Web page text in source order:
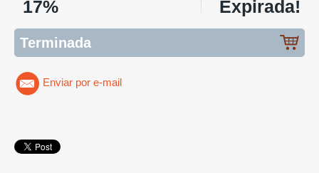
17% Expirada!
Terminada
Enviar por e-mail